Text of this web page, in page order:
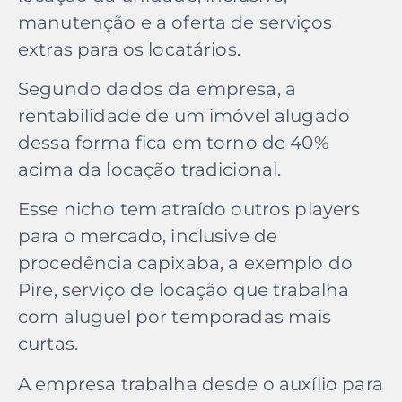
manutenção e a oferta de serviços
extras para os locatários.
Segundo dados da empresa, a
rentabilidade de um imóvel alugado
dessa forma fica em torno de 40%
acima da locação tradicional.
Esse nicho tem atraído outros players
para o mercado, inclusive de
procedência capixaba, a exemplo do
Pire, serviço de locação que trabalha
com aluguel por temporadas mais
curtas.
A empresa trabalha desde o auxílio para